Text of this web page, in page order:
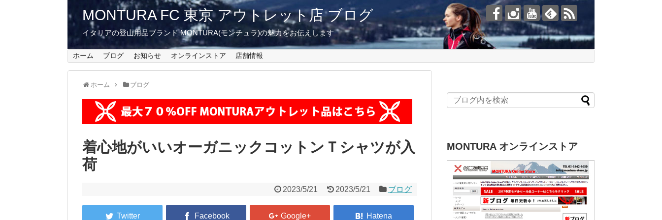
MONTURA FC 東京 アウトレット店 ブログ
イタリアの登山用品ブランド MONTURA(モンチュラ)の魅力をお伝えします
ホーム ブログ お知らせ オンラインストア 店舗情報
ホーム ブログ
着心地がいいオーガニックコットンＴシャツが入
荷
2023/5/21 2023/5/21 ブログ
MONTURA オンラインストア